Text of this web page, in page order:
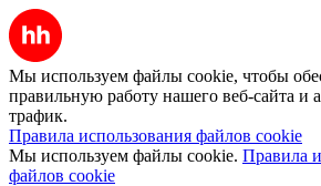
Мы используем файлы cookie, чтобы
правильную работу нашего веб-сайта и
трафик.
Правила использования файлов cookie
Мы используем файлы cookie. Правила
файлов cookie